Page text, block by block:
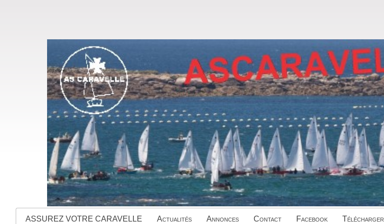
ASSUREZ VOTRE CARAVELLE Actualités Annonces Contact Facebook Télécharger